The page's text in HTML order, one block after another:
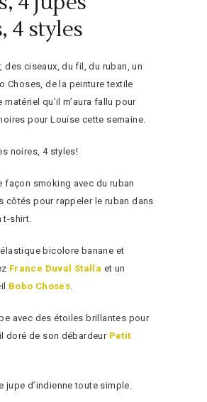
4 styles
des ciseaux, du fil, du ruban, un
Choses, de la peinture textile
matériel qu’il m’aura fallu pour
pour Louise cette semaine.
noires, 4 styles!
façon smoking avec du ruban
côtés pour rappeler le ruban dans
t-shirt.
bicolore banane et
France Duval Stalla et un
Bobo Choses
avec des étoiles brillantes pour
doré de son débardeur Petit
jupe d’indienne toute simple.